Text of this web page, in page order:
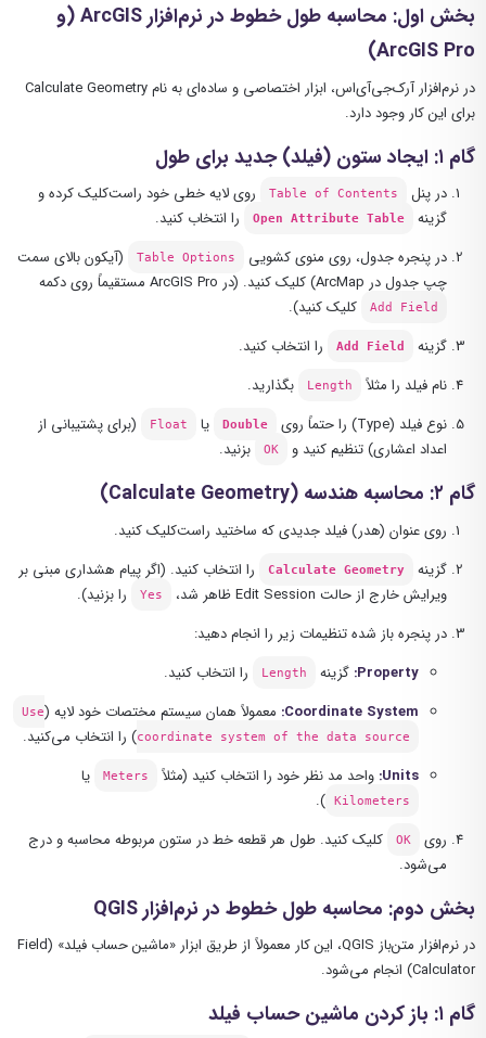
بخش اول: محاسبه طول خطوط در نرم‌افزار ArcGIS (و
ArcGIS Pro)
در نرم‌افزار آرک‌جی‌آی‌اس، ابزار اختصاصی و ساده‌ای به نام Calculate Geometry
برای این کار وجود دارد.
گام ۱: ایجاد ستون (فیلد) جدید برای طول
در پنل Table of Contents
روی لایه خطی خود راست‌کلیک کرده و
گزینه
Open Attribute Table
را انتخاب کنید.
در پنجره جدول، روی منوی کشویی
Table Options
(آیکون بالای سمت
چپ جدول در ArcMap) کلیک کنید. (در ArcGIS Pro مستقیماً روی دکمه
Add Field
کلیک کنید).
گزینه
Add Field
را انتخاب کنید.
نام فیلد را مثلاً
Length
بگذارید.
نوع فیلد (Type) را حتماً روی
Double یا Float
(برای پشتیبانی از
اعداد اعشاری) تنظیم کنید و
OK بزنید.
گام ۲: محاسبه هندسه (Calculate Geometry)
روی عنوان (هدر) فیلد جدیدی که ساختید راست‌کلیک کنید.
گزینه
Calculate Geometry
را انتخاب کنید. (اگر پیام هشداری مبنی بر
ویرایش خارج از حالت Edit Session ظاهر شد،
Yes
را بزنید).
در پنجره باز شده تنظیمات زیر را انجام دهید:
Property: گزینه Length
را انتخاب کنید.
Coordinate System: معمولاً همان سیستم مختصات خود لایه (Use
coordinate system of the data source) را انتخاب می‌کنید.
Units: واحد مد نظر خود را انتخاب کنید (مثلاً Meters یا
Kilometers
).
روی
OK
کلیک کنید. طول هر قطعه خط در ستون مربوطه محاسبه و درج
می‌شود.
بخش دوم: محاسبه طول خطوط در نرم‌افزار QGIS
در نرم‌افزار متن‌باز QGIS، این کار معمولاً از طریق ابزار «ماشین حساب فیلد» (Field
Calculator) انجام می‌شود.
گام ۱: باز کردن ماشین حساب فیلد